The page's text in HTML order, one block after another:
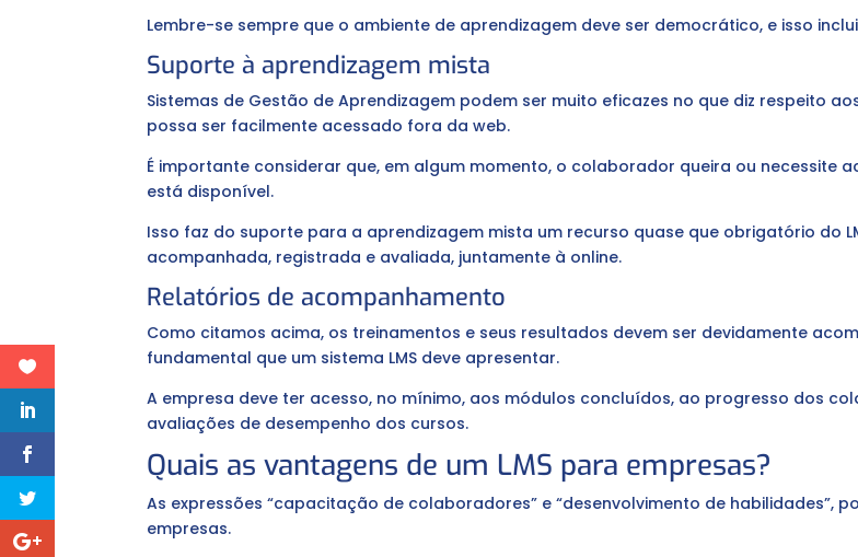
Lembre-se sempre que o ambiente de aprendizagem deve ser democrático, e isso
Suporte à aprendizagem mista
Sistemas de Gestão de Aprendizagem podem ser muito eficazes no que diz respeito
possa ser facilmente acessado fora da web.
É importante considerar que, em algum momento, o colaborador queira ou necessite
está disponível.
Isso faz do suporte para a aprendizagem mista um recurso quase que obrigatório do
acompanhada, registrada e avaliada, juntamente à online.
Relatórios de acompanhamento
Como citamos acima, os treinamentos e seus resultados devem ser devidamente
fundamental que um sistema LMS deve apresentar.
A empresa deve ter acesso, no mínimo, aos módulos concluídos, ao progresso dos
avaliações de desempenho dos cursos.
Quais as vantagens de um LMS para empresas?
As expressões “capacitação de colaboradores” e “desenvolvimento de habilidades”,
empresas.